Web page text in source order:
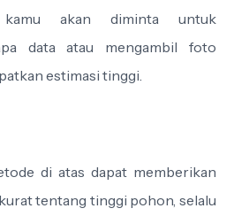
kamu akan diminta untuk
data atau mengambil foto
estimasi tinggi.
di atas dapat memberikan
tentang tinggi pohon, selalu